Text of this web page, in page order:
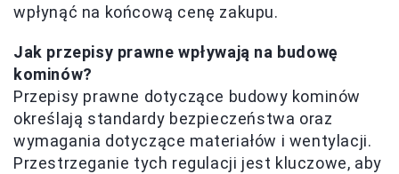
wpłynąć na końcową cenę zakupu.
Jak przepisy prawne wpływają na budowę
kominów?
Przepisy prawne dotyczące budowy kominów
określają standardy bezpieczeństwa oraz
wymagania dotyczące materiałów i wentylacji.
Przestrzeganie tych regulacji jest kluczowe, aby